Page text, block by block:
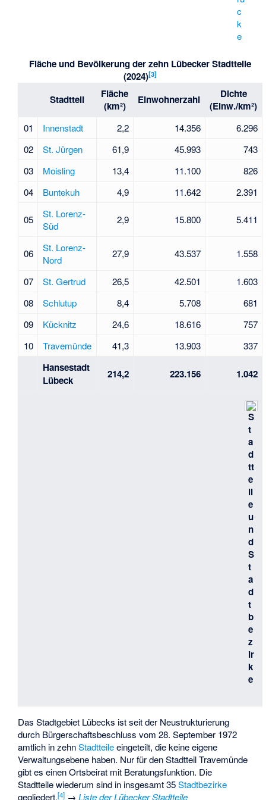
c
k
e
Fläche und Bevölkerung der zehn Lübecker Stadtteile
(2024)[3]
Stadtteil
Fläche
(km²)
Einwohnerzahl
Dichte
(Einw./km²)
01 Innenstadt 2,2 14.356
6.296
02
St. Jürgen 61,9 45.993
743
03
Moisling 13,4 11.100
826
04
Buntekuh 4,9 11.642 2.391
05
St. Lorenz-
Süd
2,9 15.800 5.411
06
St. Lorenz-
Nord
27,9 43.537 1.558
07 St. Gertrud 26,5 42.501
1.603
08
Schlutup 8,4 5.708
681
09
Kücknitz 24,6 18.616
757
10
Travemünde 41,3 13.903 337
Hansestadt
Lübeck
214,2 223.156 1.042
S
t
a
d
tt
e
il
e
u
n
d
S
t
a
d
t
b
e
z
ir
k
e
Das Stadtgebiet Lübecks ist seit der Neustrukturierung
durch Bürgerschaftsbeschluss vom 28. September 1972
amtlich in zehnStadtteileeingeteilt, die keine eigene
Verwaltungsebene haben. Nur für den Stadtteil Travemünde
gibt es einen Ortsbeirat mit Beratungsfunktion. Die
Stadtteile wiederum sind in insgesamt 35Stadtbezirke
gegliedert.[4] →Liste der Lübecker Stadtteile